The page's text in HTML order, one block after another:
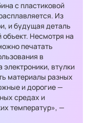
с пластиковой
Из
и будущая деталь
Несмотря на
печатать
в
электроники, втулки
материалы разных
и дорогие —
средах и
температур», —